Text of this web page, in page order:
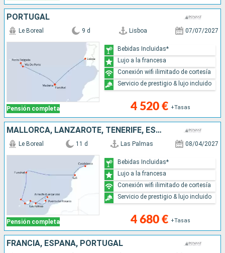
PORTUGAL
Pensión completa
Le Boreal 9 d Lisboa 07/07/2027
4 520 € +Tasas
Bebidas Incluidas*
Lujo a la francesa
Conexión wifi ilimitado de cortesía
Servicio de prestigio & lujo incluido
MALLORCA, LANZAROTE, TENERIFE, ESPAÑA, PORTUGAL, MARRUECOS
Pensión completa
Le Boreal 11 d Las Palmas 08/04/2027
4 680 € +Tasas
Bebidas Incluidas*
Lujo a la francesa
Conexión wifi ilimitado de cortesía
Servicio de prestigio & lujo incluido
FRANCIA, ESPAÑA, PORTUGAL